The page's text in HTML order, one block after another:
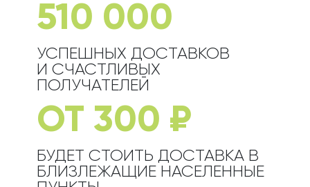
510 000
УСПЕШНЫХ ДОСТАВКОВ
И СЧАСТЛИВЫХ
ПОЛУЧАТЕЛЕЙ
ОТ 300 ₽
БУДЕТ СТОИТЬ ДОСТАВКА В
БЛИЗЛЕЖАЩИЕ НАСЕЛЕННЫЕ